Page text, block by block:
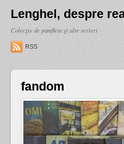
Lenghel, despre
Colecţie de pamflete şi alte scrieri
RSS
fandom